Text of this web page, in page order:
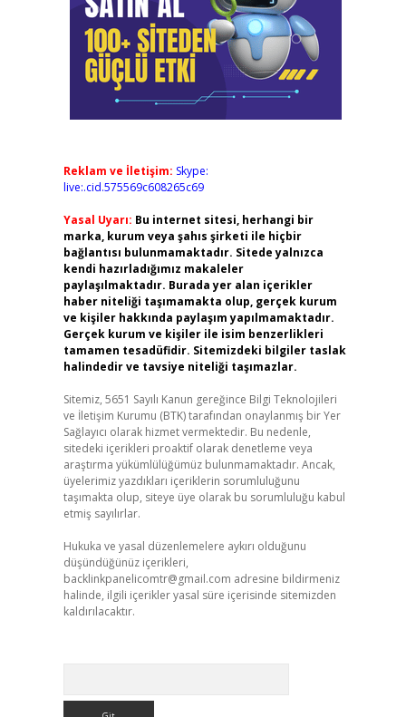
Reklam ve İletişim: Skype:
live:.cid.575569c608265c69
Yasal Uyarı: Bu internet sitesi, herhangi bir
marka, kurum veya şahıs şirketi ile hiçbir
bağlantısı bulunmamaktadır. Sitede yalnızca
kendi hazırladığımız makaleler
paylaşılmaktadır. Burada yer alan içerikler
haber niteliği taşımamakta olup, gerçek kurum
ve kişiler hakkında paylaşım yapılmamaktadır.
Gerçek kurum ve kişiler ile isim benzerlikleri
tamamen tesadüfidir. Sitemizdeki bilgiler taslak
halindedir ve tavsiye niteliği taşımazlar.
Sitemiz, 5651 Sayılı Kanun gereğince Bilgi Teknolojileri
ve İletişim Kurumu (BTK) tarafından onaylanmış bir Yer
Sağlayıcı olarak hizmet vermektedir. Bu nedenle,
sitedeki içerikleri proaktif olarak denetleme veya
araştırma yükümlülüğümüz bulunmamaktadır. Ancak,
üyelerimiz yazdıkları içeriklerin sorumluluğunu
taşımakta olup, siteye üye olarak bu sorumluluğu kabul
etmiş sayılırlar.
Hukuka ve yasal düzenlemelere aykırı olduğunu
düşündüğünüz içerikleri,
backlinkpanelicomtr@gmail.com adresine bildirmeniz
halinde, ilgili içerikler yasal süre içerisinde sitemizden
kaldırılacaktır.